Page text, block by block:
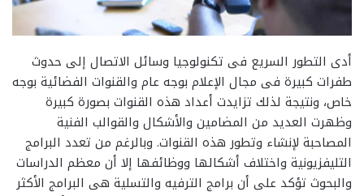
أدى التطور السريع فى تكنولوجيا وسائل الاتصال إلى حدوث
طفرات كبيرة فى مجال الإعلام بوجه عام والقنوات الفضائية بوجه
خاص، ونتيجة لذلك تزايدت أعداد هذه القنوات بصورة كبيرة
وظهرت العديد من المضامين والأشكال والقوالب الفنية
المصاحبة لإنشاء وتطور هذه القنوات. وبالرغم من تعدد البرامج
التليفزيونية واختلاف أشكالها ووظائفها إلا أن معظم الدراسات
والبحوث تؤكد على أن برامج الترفيه والتسلية هى البرامج الأكثر